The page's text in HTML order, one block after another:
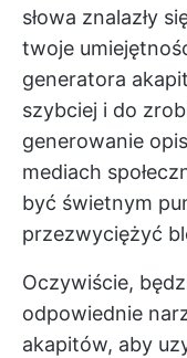
słowa znalazły
twoje
generatora
szybciej i do
generowanie
mediach
być świetnym
przezwyciężyć
Oczywiście,
odpowiednie
akapitów, aby